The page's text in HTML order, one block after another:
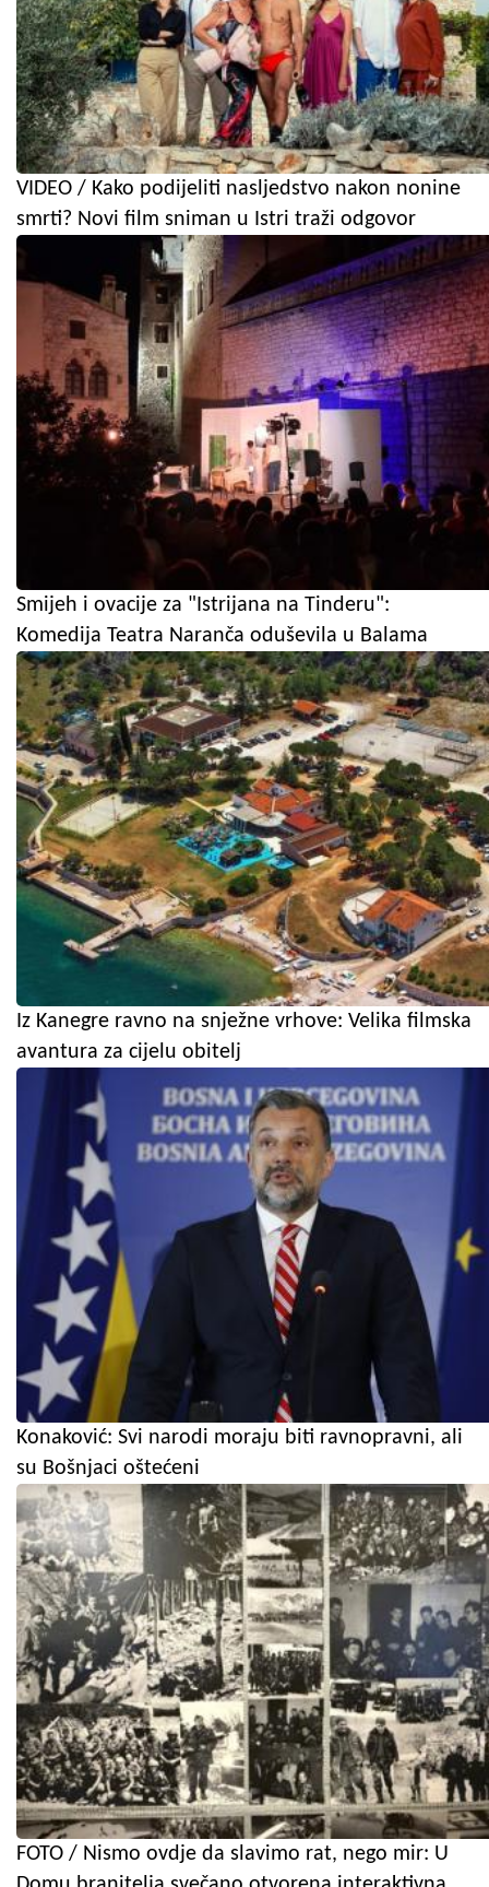
VIDEO / Kako podijeliti nasljedstvo nakon nonine
smrti? Novi film sniman u Istri traži odgovor
Smijeh i ovacije za "Istrijana na Tinderu":
Komedija Teatra Naranča oduševila u Balama
Iz Kanegre ravno na snježne vrhove: Velika filmska
avantura za cijelu obitelj
Konaković: Svi narodi moraju biti ravnopravni, ali
su Bošnjaci oštećeni
FOTO / Nismo ovdje da slavimo rat, nego mir: U